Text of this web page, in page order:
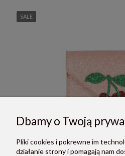
SALE
Dbamy o Twoją
Pliki cookies i pokrewne im
działanie strony i pomagają nam